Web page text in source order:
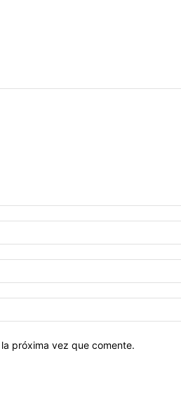
próxima vez que comente.